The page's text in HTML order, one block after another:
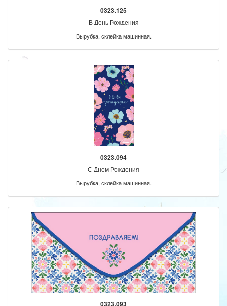
0323.125
В День Рождения
Вырубка, склейка машинная.
0323.094
С Днем Рождения
Вырубка, склейка машинная.
0323.093